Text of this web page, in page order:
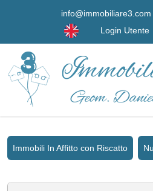
info@immobiliare3.com
Login Utente
Immobili In Affitto con Riscatto